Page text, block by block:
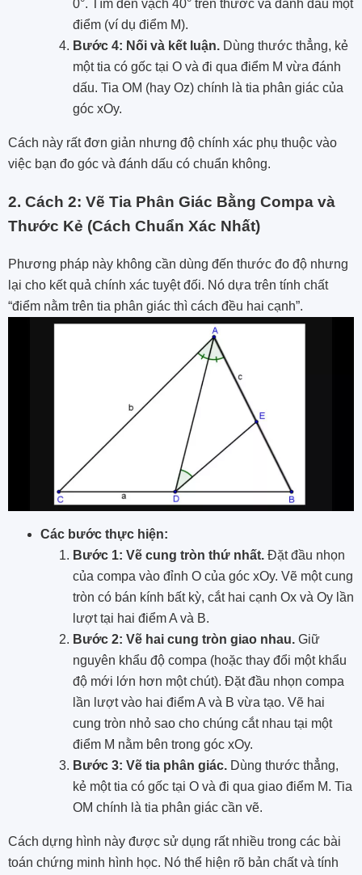
0°. Tìm đến vạch 40° trên thước và đánh dấu một
điểm (ví dụ điểm M).
Bước 4: Nối và kết luận. Dùng thước thẳng, kẻ
một tia có gốc tại O và đi qua điểm M vừa đánh
dấu. Tia OM (hay Oz) chính là tia phân giác của
góc xOy.
Cách này rất đơn giản nhưng độ chính xác phụ thuộc vào
việc bạn đo góc và đánh dấu có chuẩn không.
2. Cách 2: Vẽ Tia Phân Giác Bằng Compa và
Thước Kẻ (Cách Chuẩn Xác Nhất)
Phương pháp này không cần dùng đến thước đo độ nhưng
lại cho kết quả chính xác tuyệt đối. Nó dựa trên tính chất
“điểm nằm trên tia phân giác thì cách đều hai cạnh”.
Các bước thực hiện:
Bước 1: Vẽ cung tròn thứ nhất. Đặt đầu nhọn
của compa vào đỉnh O của góc xOy. Vẽ một cung
tròn có bán kính bất kỳ, cắt hai cạnh Ox và Oy lần
lượt tại hai điểm A và B.
Bước 2: Vẽ hai cung tròn giao nhau. Giữ
nguyên khẩu độ compa (hoặc thay đổi một khẩu
độ mới lớn hơn một chút). Đặt đầu nhọn compa
lần lượt vào hai điểm A và B vừa tạo. Vẽ hai
cung tròn nhỏ sao cho chúng cắt nhau tại một
điểm M nằm bên trong góc xOy.
Bước 3: Vẽ tia phân giác. Dùng thước thẳng,
kẻ một tia có gốc tại O và đi qua giao điểm M. Tia
OM chính là tia phân giác cần vẽ.
Cách dựng hình này được sử dụng rất nhiều trong các bài
toán chứng minh hình học. Nó thể hiện rõ bản chất và tính